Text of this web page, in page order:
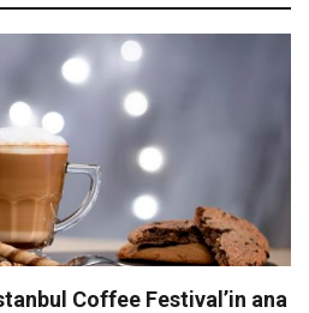
Coffee Festival’in ana